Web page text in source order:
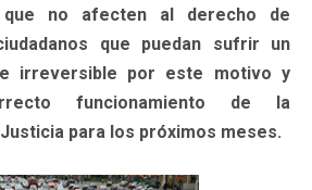
que no afecten al derecho de
que puedan sufrir un
irreversible por este motivo y
funcionamiento de la
para los próximos meses.